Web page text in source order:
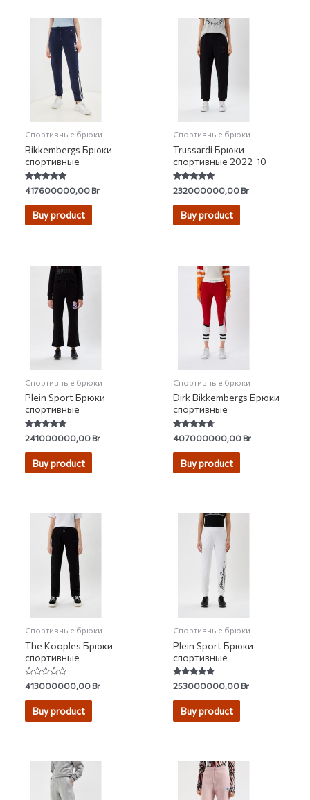
Спортивные брюки
Bikkembergs Брюки
спортивные
Rated
5.00
out of 5
417600000,00Br
Buy product
Спортивные брюки
Trussardi Брюки
спортивные 2022-10
Rated
4.80
out of 5
232000000,00Br
Buy product
Спортивные брюки
Plein Sport Брюки
спортивные
Rated
5.00
out of 5
241000000,00Br
Buy product
Спортивные брюки
Dirk Bikkembergs Брюки
спортивные
Rated
4.50
out of 5
407000000,00Br
Buy product
Спортивные брюки
The Kooples Брюки
спортивные
Rated
0
out
413000000,00Br
Buy product
Спортивные брюки
Plein Sport Брюки
спортивные
Rated
4.60
out of 5
253000000,00Br
Buy product